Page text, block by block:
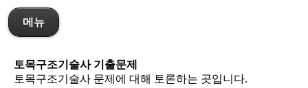
메뉴
토목구조기술사 기출문제
토목구조기술사 문제에 대해 토론하는 곳입니다.